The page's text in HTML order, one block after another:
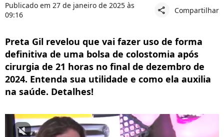
Publicado em 27 de janeiro de 2025 às
09:16
share Compartilhar
Preta Gil revelou que vai fazer uso de forma
definitiva de uma bolsa de colostomia após
cirurgia de 21 horas no final de dezembro de
2024. Entenda sua utilidade e como ela auxilia
na saúde. Detalhes!